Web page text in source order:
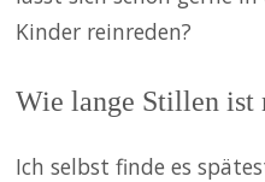
Kinder reinreden?
Wie lange Stillen ist
Ich selbst finde es